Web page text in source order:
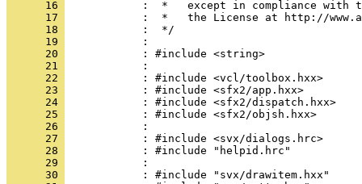
      16
      17
      18
      19
      20
      21
      22
      23
      24
      25
      26
      27
      28
      29
      30